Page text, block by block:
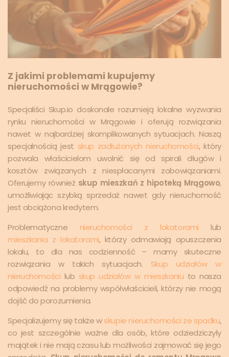
Z jakimi problemami kupujemy
nieruchomości w Mrągowie?
Specjaliści Skup.io doskonale rozumieją lokalne wyzwania
rynku nieruchomości w Mrągowie i oferują rozwiązania
nawet w najbardziej skomplikowanych sytuacjach. Naszą
specjalnością jest skup zadłużonych nieruchomości, który
pozwala właścicielom uwolnić się od spirali długów i
kosztów związanych z niespłacanymi zobowiązaniami.
Oferujemy również skup mieszkań z hipoteką Mrągowo,
umożliwiając szybką sprzedaż nawet gdy nieruchomość
jest obciążona kredytem.
Problematyczne nieruchomości z lokatorami lub
mieszkania z lokatorami, którzy odmawiają opuszczenia
lokalu, to dla nas codzienność – mamy skuteczne
rozwiązania w takich sytuacjach. Skup udziałów w
nieruchomości lub skup udziałów w mieszkaniu to nasza
odpowiedź na problemy współwłaścicieli, którzy nie mogą
dojść do porozumienia.
Specjalizujemy się także wskupie nieruchomości ze spadku,
co jest szczególnie ważne dla osób, które odziedziczyły
majątek i nie mają czasu lub możliwości zajmować się jego